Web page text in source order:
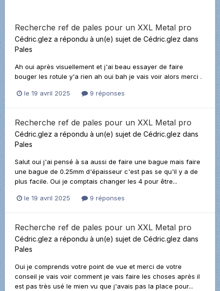
Recherche ref de pales pour un XXL Metal pro
Cédric.glez a répondu à un(e) sujet de Cédric.glez dans
Pales
Ah oui après visuellement et j'ai beau essayer de faire
bouger les rotule y'a rien ah oui bah je vais voir alors merci .
le 19 avril 2025 9 réponses
Recherche ref de pales pour un XXL Metal pro
Cédric.glez a répondu à un(e) sujet de Cédric.glez dans
Pales
Salut oui j'ai pensé à sa aussi de faire une bague mais faire
une bague de 0.25mm d'épaisseur c'est pas se qu'il y a de
plus facile. Oui je comptais changer les 4 pour être...
le 19 avril 2025 9 réponses
Recherche ref de pales pour un XXL Metal pro
Cédric.glez a répondu à un(e) sujet de Cédric.glez dans
Pales
Oui je comprends votre point de vue et merci de votre
conseil je vais voir comment je vais faire les choses après il
est pas très usé le mien vu que j'avais pas la place pour...